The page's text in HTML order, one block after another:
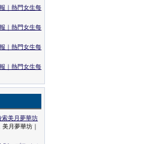
｜熱門女生每
｜熱門女生每
｜熱門女生每
｜熱門女生每
美月夢華坊
美月夢華坊｜